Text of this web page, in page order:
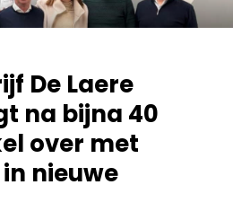
statement
De Laere
na bijna 40
over met
nieuwe